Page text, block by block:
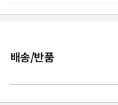
배송/반품